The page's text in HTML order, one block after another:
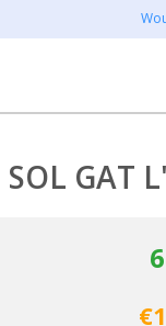
SOL GAT